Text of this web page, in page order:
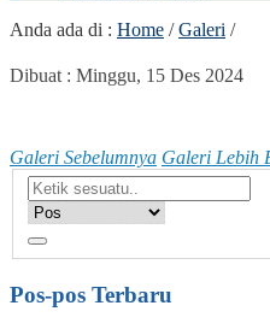
Anda ada di : Home /Galeri /
Dibuat : Minggu, 15 Des 2024
Galeri Sebelumnya Galeri Lebih
Pos-pos Terbaru